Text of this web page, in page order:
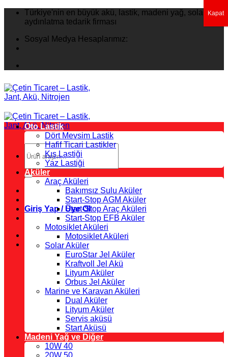
İçeriğeTürkiye'nin en büyük akü, lastik, madeni yağ, solar
aydınlatma tedarik firması
Sosyal Medya Hesaplarımız:
Ara:
Giriş Yap / Üye Ol
Oto Lastik
Dört Mevsim Lastik
Hafif Ticari Lastikler
Kış Lastiği
Yaz Lastiği
Aküler
Araç Aküleri
Bakımsız Sulu Aküler
Start-Stop AGM Aküler
Start-Stop Araç Aküleri
Start-Stop EFB Aküler
Motosiklet Aküleri
Motosiklet Aküleri
Solar Aküler
EuroStar Jel Aküler
Kraftvoll Jel Akü
Lityum Aküler
Orbus Jel Aküler
Marine ve Karavan Aküleri
Dual Aküler
Lityum Aküler
Servis aküsü
Start Aküsü
Madeni Yağ ve Diğer
10W 40
20W 50
Kapat